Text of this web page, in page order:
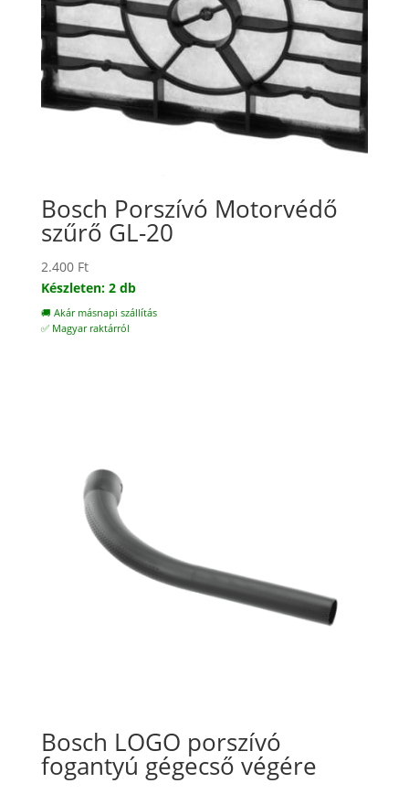
Bosch Porszívó Motorvédő
szűrő GL-20
2.400 Ft
Készleten: 2 db
🚚 Akár másnapi szállítás
✅ Magyar raktárról
Bosch LOGO porszívó
fogantyú gégecső végére